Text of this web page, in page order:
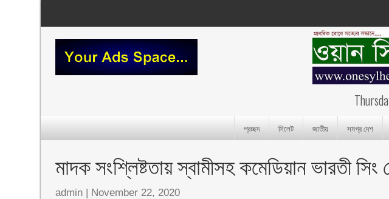
প্রচ্ছদ সিলেট জাতীয় সমগ্র দেশ
মাদক সংশ্লিষ্টতায় স্বামীসহ কমেডিয়ান ভারতী
admin | November 22, 2020